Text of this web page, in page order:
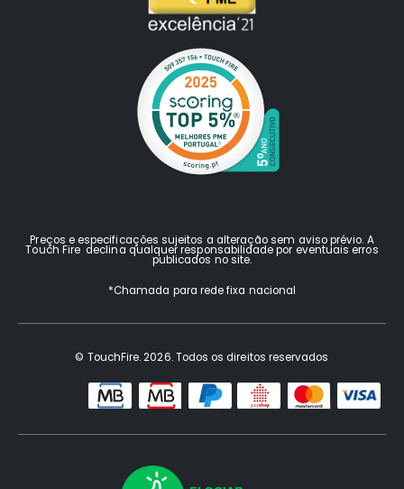
Preços e especificações sujeitos a alteração sem aviso prévio. A
Touch Fire declina qualquer responsabilidade por eventuais erros
publicados no site.
*Chamada para rede fixa nacional
© TouchFire. 2026. Todos os direitos reservados